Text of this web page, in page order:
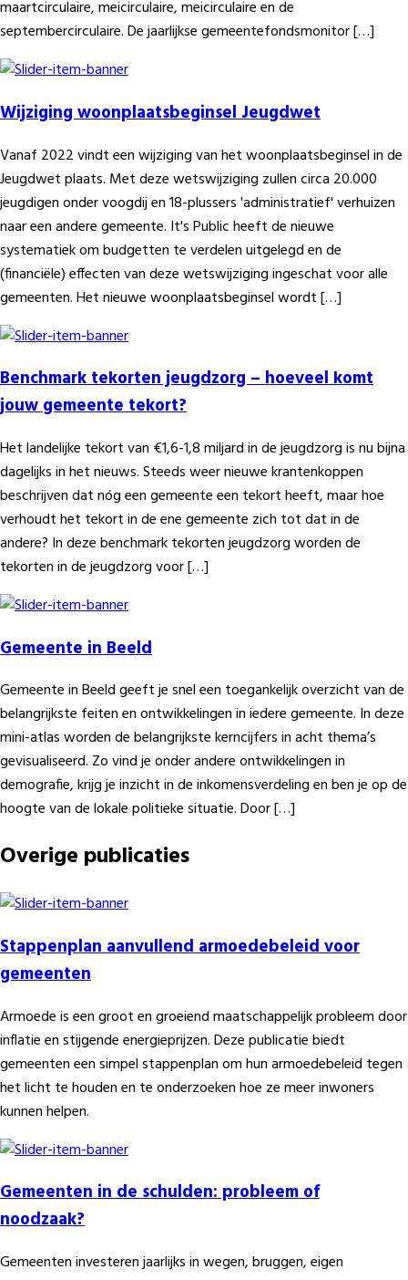
maartcirculaire, meicirculaire, meicirculaire en de
septembercirculaire. De jaarlijkse gemeentefondsmonitor […]
Wijziging woonplaatsbeginsel Jeugdwet
Vanaf 2022 vindt een wijziging van het woonplaatsbeginsel in de
Jeugdwet plaats. Met deze wetswijziging zullen circa 20.000
jeugdigen onder voogdij en 18-plussers 'administratief' verhuizen
naar een andere gemeente. It's Public heeft de nieuwe
systematiek om budgetten te verdelen uitgelegd en de
(financiële) effecten van deze wetswijziging ingeschat voor alle
gemeenten. Het nieuwe woonplaatsbeginsel wordt […]
Benchmark tekorten jeugdzorg – hoeveel komt
jouw gemeente tekort?
Het landelijke tekort van €1,6-1,8 miljard in de jeugdzorg is nu bijna
dagelijks in het nieuws. Steeds weer nieuwe krantenkoppen
beschrijven dat nóg een gemeente een tekort heeft, maar hoe
verhoudt het tekort in de ene gemeente zich tot dat in de
andere? In deze benchmark tekorten jeugdzorg worden de
tekorten in de jeugdzorg voor […]
Gemeente in Beeld
Gemeente in Beeld geeft je snel een toegankelijk overzicht van de
belangrijkste feiten en ontwikkelingen in iedere gemeente. In deze
mini-atlas worden de belangrijkste kerncijfers in acht thema’s
gevisualiseerd. Zo vind je onder andere ontwikkelingen in
demografie, krijg je inzicht in de inkomensverdeling en ben je op de
hoogte van de lokale politieke situatie. Door […]
Overige publicaties
Stappenplan aanvullend armoedebeleid voor
gemeenten
Armoede is een groot en groeiend maatschappelijk probleem door
inflatie en stijgende energieprijzen. Deze publicatie biedt
gemeenten een simpel stappenplan om hun armoedebeleid tegen
het licht te houden en te onderzoeken hoe ze meer inwoners
kunnen helpen.
Gemeenten in de schulden: probleem of
noodzaak?
Gemeenten investeren jaarlijks in wegen, bruggen, eigen